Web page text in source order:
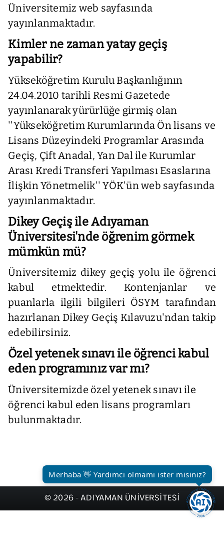
Üniversitemiz web sayfasında
yayınlanmaktadır.
Kimler ne zaman yatay geçiş
yapabilir?
Yükseköğretim Kurulu Başkanlığının
24.04.2010 tarihli Resmi Gazetede
yayınlanarak yürürlüğe girmiş olan
''Yükseköğretim Kurumlarında Ön lisans ve
Lisans Düzeyindeki Programlar Arasında
Geçiş, Çift Anadal, Yan Dal ile Kurumlar
Arası Kredi Transferi Yapılması Esaslarına
İlişkin Yönetmelik'' YÖK'ün web sayfasında
yayınlanmaktadır.
Dikey Geçiş ile Adıyaman
Üniversitesi'nde öğrenim görmek
mümkün mü?
Üniversitemiz dikey geçiş yolu ile öğrenci
kabul etmektedir. Kontenjanlar ve
puanlarla ilgili bilgileri ÖSYM tarafından
hazırlanan Dikey Geçiş Kılavuzu'ndan takip
edebilirsiniz.
Özel yetenek sınavı ile öğrenci kabul
eden programınız var mı?
Üniversitemizde özel yetenek sınavı ile
öğrenci kabul eden lisans programları
bulunmaktadır.
© 2026 - ADIYAMAN ÜNİVERSİTESİ
Merhaba 👋 Yardımcı olmamı ister misiniz?